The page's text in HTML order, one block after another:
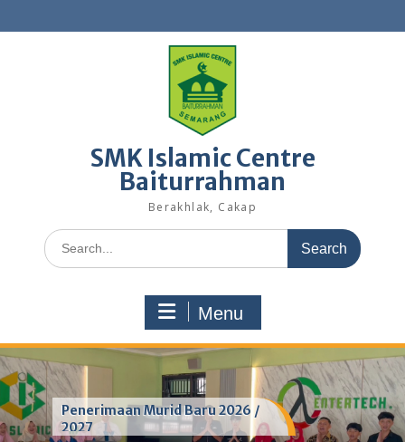
to
SMK Islamic Centre
Baiturrahman
Berakhlak, Cakap
Search
for:
Menu
Penerimaan Murid Baru 2026 /
2027